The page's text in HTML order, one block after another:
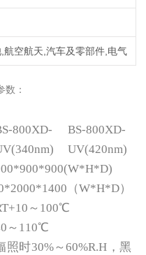
航空航天,汽车及零部件,电气
数：
800XD-
BS-800XD-
UV(420nm)
（W*H*D）
～100℃
～110℃
照时30%～60%R.H，黑